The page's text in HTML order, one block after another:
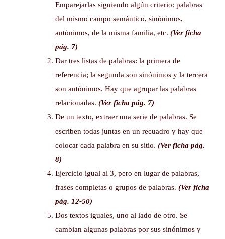
Emparejarlas siguiendo algún criterio: palabras
del mismo campo semántico, sinónimos,
antónimos, de la misma familia, etc. (Ver ficha
pág. 7)
Dar tres listas de palabras: la primera de
referencia; la segunda son sinónimos y la tercera
son antónimos. Hay que agrupar las palabras
relacionadas. (Ver ficha pág. 7)
De un texto, extraer una serie de palabras. Se
escriben todas juntas en un recuadro y hay que
colocar cada palabra en su sitio. (Ver ficha pág.
8)
Ejercicio igual al 3, pero en lugar de palabras,
frases completas o grupos de palabras. (Ver ficha
pág. 12-50)
Dos textos iguales, uno al lado de otro. Se
cambian algunas palabras por sus sinónimos y